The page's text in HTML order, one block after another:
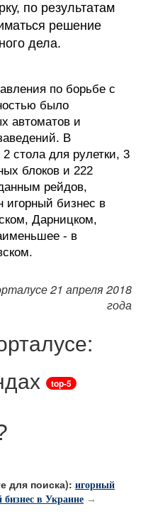
по результатам
решение
дела.
по борьбе с
было
автоматов и
В
стола для рулетки, 3
блоков и 222
рейдов,
игорный бизнес в
Дарницком,
- в
21 апреля 2018
года
top-5
поиска): игорный
в Украине →